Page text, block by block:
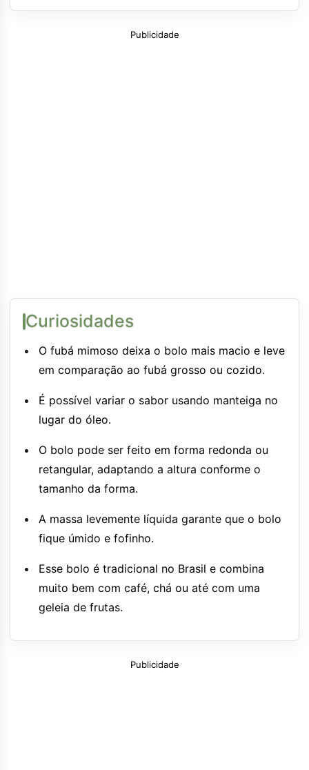
Publicidade
Curiosidades
O fubá mimoso deixa o bolo mais macio e leve
em comparação ao fubá grosso ou cozido.
É possível variar o sabor usando manteiga no
lugar do óleo.
O bolo pode ser feito em forma redonda ou
retangular, adaptando a altura conforme o
tamanho da forma.
A massa levemente líquida garante que o bolo
fique úmido e fofinho.
Esse bolo é tradicional no Brasil e combina
muito bem com café, chá ou até com uma
geleia de frutas.
Publicidade